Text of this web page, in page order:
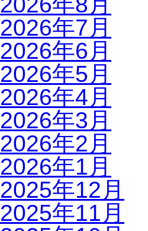
2026年7月
2026年6月
2026年5月
2026年4月
2026年3月
2026年2月
2026年1月
2025年12月
2025年11月